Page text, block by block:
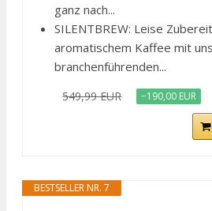
ganz nach...
SILENTBREW: Leise
aromatischem Kaffee mit
branchenführenden...
549,99 EUR −190,00 EUR
BESTSELLER NR. 7